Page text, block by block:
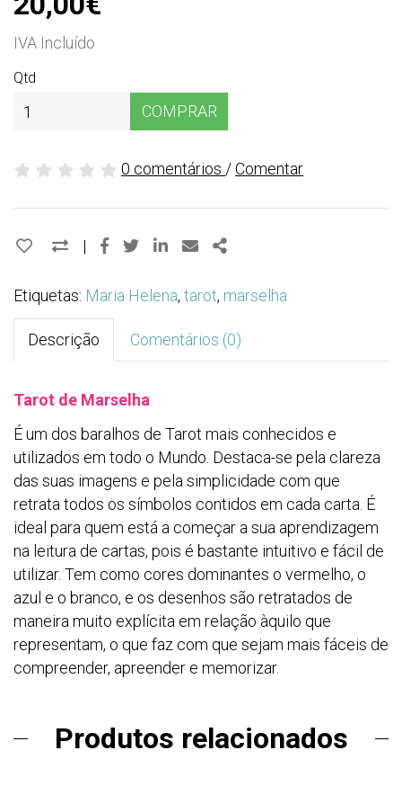
IVA Incluído
Qtd
COMPRAR
0 comentários /Comentar
| Facebook
TwitterLinkedin
EmailShare
Etiquetas: Maria Helena, tarot, marselha
Descrição Comentários (0)
Tarot de Marselha
É um dos baralhos de Tarot mais conhecidos e
utilizados em todo o Mundo. Destaca-se pela clareza
das suas imagens e pela simplicidade com que
retrata todos os símbolos contidos em cada carta. É
ideal para quem está a começar a sua aprendizagem
na leitura de cartas, pois é bastante intuitivo e fácil de
utilizar. Tem como cores dominantes o vermelho, o
azul e o branco, e os desenhos são retratados de
maneira muito explícita em relação àquilo que
representam, o que faz com que sejam mais fáceis de
compreender, apreender e memorizar.
Produtos relacionados